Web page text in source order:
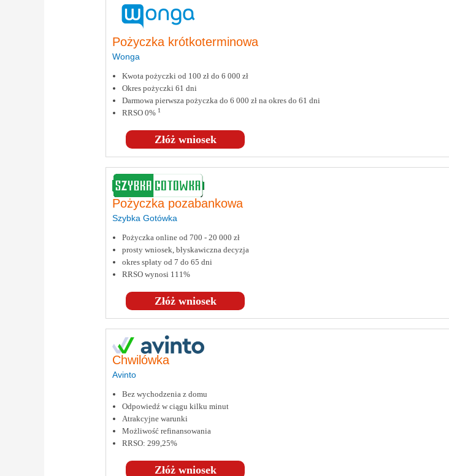
Pożyczka krótkoterminowa
Wonga
Złóż wniosek
Kwota pożyczki od 100 zł do 6 000 zł
Okres pożyczki 61 dni
Darmowa pierwsza pożyczka do 6 000 zł na okres do 61 dni
RRSO 0% 1
Pożyczka pozabankowa
Szybka Gotówka
Złóż wniosek
Pożyczka online od 700 - 20 000 zł
prosty wniosek, błyskawiczna decyzja
okres spłaty od 7 do 65 dni
RRSO wynosi 111%
Chwilówka
Avinto
Złóż wniosek
Bez wychodzenia z domu
Odpowiedź w ciągu kilku minut
Atrakcyjne warunki
Możliwość refinansowania
RRSO: 299,25%